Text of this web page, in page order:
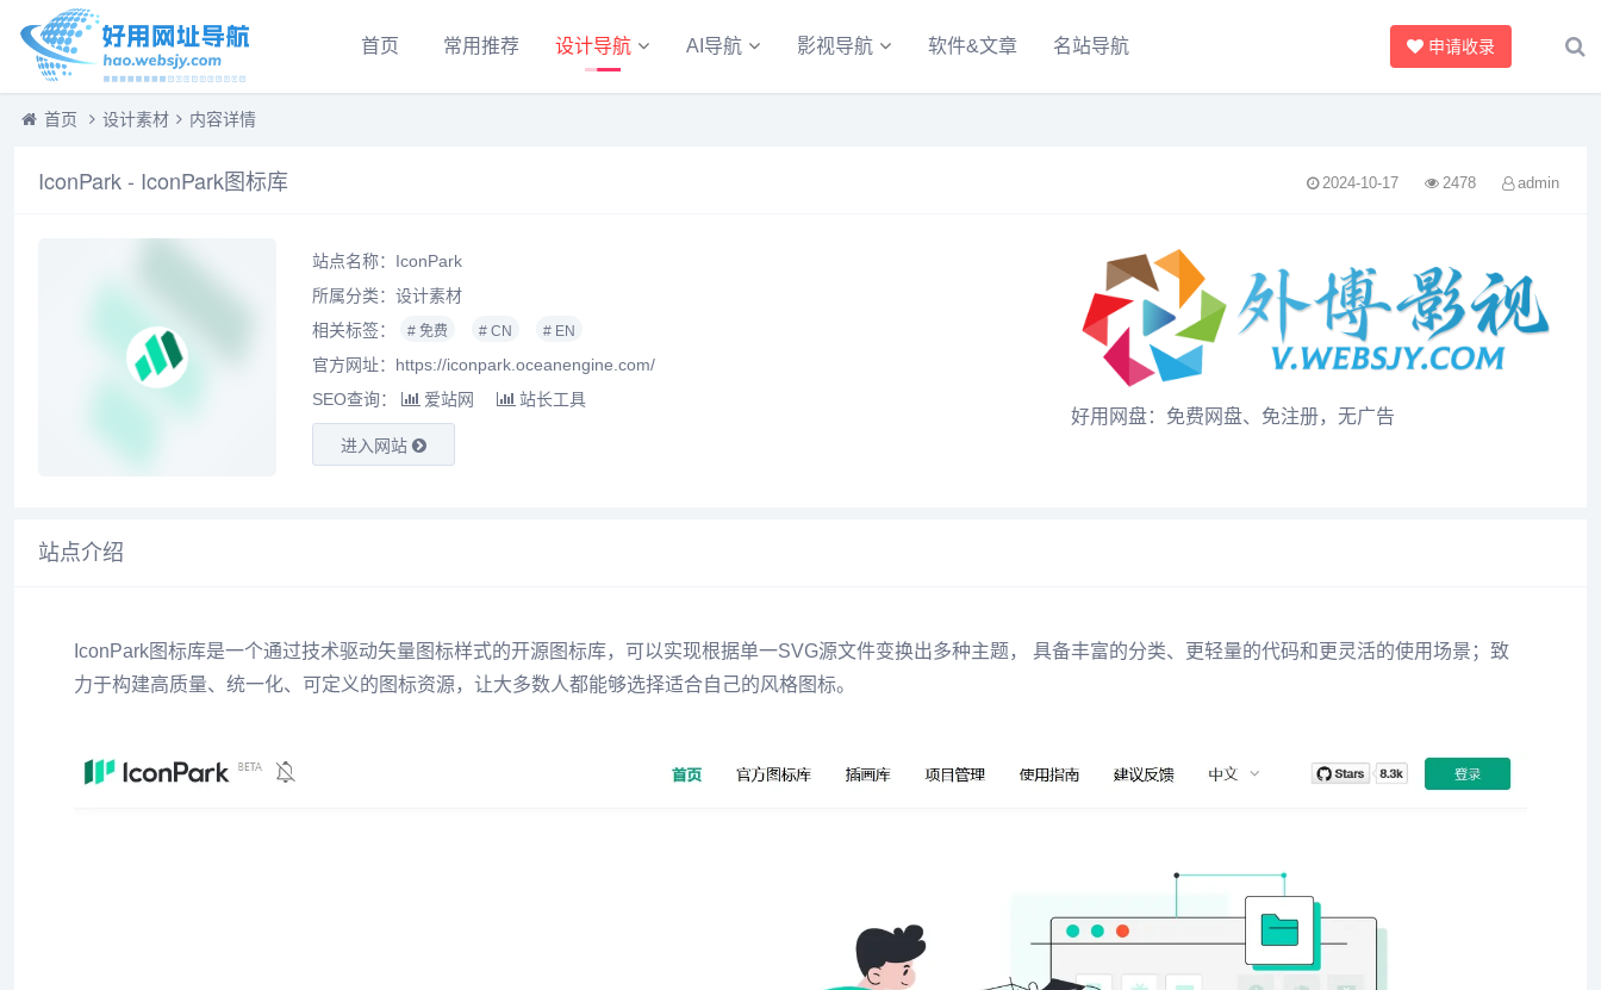
首页 常用推荐 设计导航 AI导航 影视导航 软件&文章 名站导航 申请收录
首页 设计素材 内容详情
IconPark - IconPark图标库 2024-10-17 2478 admin
站点名称：IconPark
所属分类： 设计素材
相关标签：
# 免费 # CN # EN
官方网址：https://iconpark.oceanengine.com/
SEO查询：
爱站网 站长工具
进入网站
好用网盘：免费网盘、免注册，无广告
站点介绍
IconPark图标库是一个通过技术驱动矢量图标样式的开源图标库，可以实现根据单一SVG源文件变换出多种主题， 具备丰富的分类、更轻量的代码和更灵活的使用场景；致
力于构建高质量、统一化、可定义的图标资源，让大多数人都能够选择适合自己的风格图标。